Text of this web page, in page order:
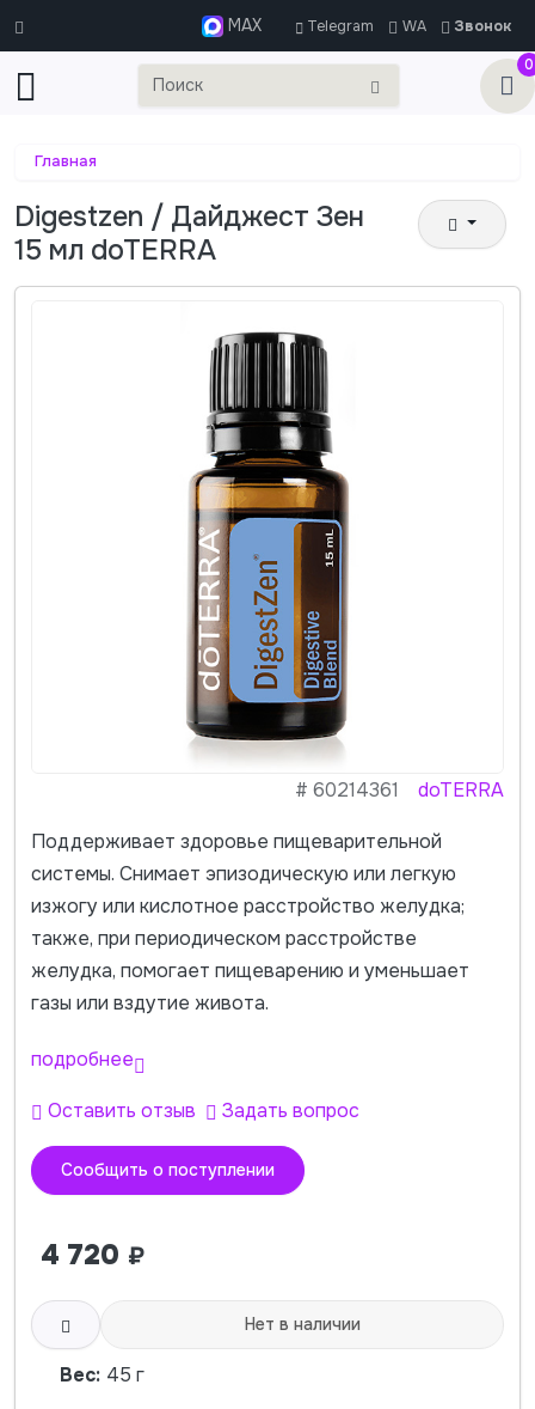
MAX Telegram WA
Звонок
0
Главная
Digestzen / Дайджест Зен
15 мл doTERRA
#60214361 doTERRA
Поддерживает здоровье пищеварительной
системы. Снимает эпизодическую или легкую
изжогу или кислотное расстройство желудка;
также, при периодическом расстройстве
желудка, помогает пищеварению и уменьшает
газы или вздутие живота.
подробнее
Оставить отзыв Задать вопрос
Сообщить о поступлении
4 720 ₽
Нет в наличии
Вес: 45 г